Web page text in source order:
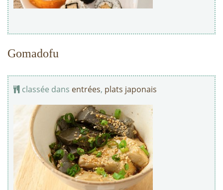
Gomadofu
classée dans entrées, plats japonais